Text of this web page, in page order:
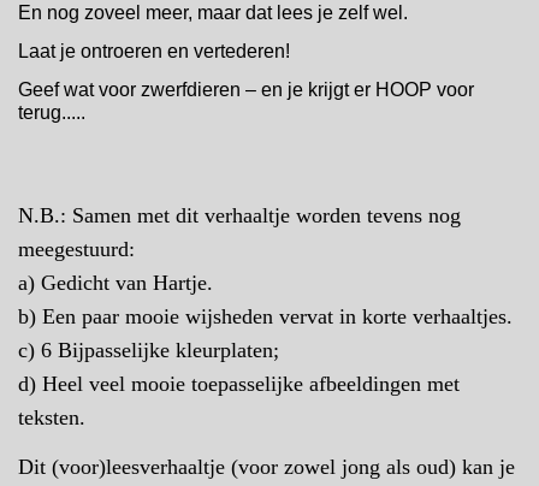
En nog zoveel meer, maar dat lees je zelf wel.
Laat je ontroeren en vertederen!
Geef wat voor zwerfdieren – en je krijgt er HOOP voor
terug.....
N.B.: Samen met dit verhaaltje worden tevens nog
meegestuurd:
a) Gedicht van Hartje.
b) Een paar mooie wijsheden vervat in korte verhaaltjes.
c) 6 Bijpasselijke kleurplaten;
d) Heel veel mooie toepasselijke afbeeldingen met
teksten.
Dit (voor)leesverhaaltje (voor zowel jong als oud) kan je